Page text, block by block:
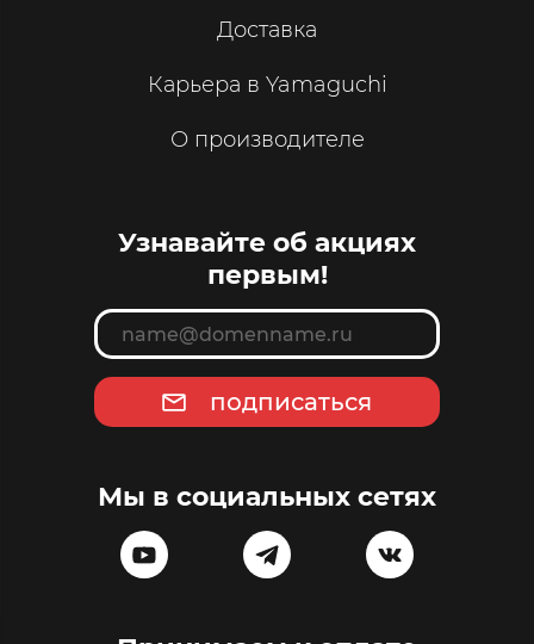
Доставка
Карьера в Yamaguchi
О производителе
Узнавайте об акциях
первым!
подписаться
Мы в социальных сетях